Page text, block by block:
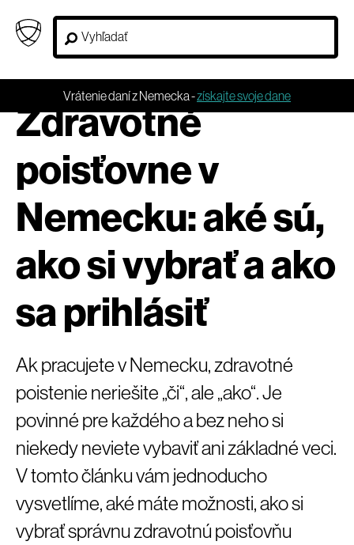
Zdravotné
poisťovne v
Nemecku: aké sú,
ako si vybrať a ako
sa prihlásiť
Ak pracujete v Nemecku, zdravotné
poistenie neriešite „či“, ale „ako“. Je
povinné pre každého a bez neho si
niekedy neviete vybaviť ani základné veci.
V tomto článku vám jednoducho
vysvetlíme, aké máte možnosti, ako si
vybrať správnu zdravotnú poisťovňu
Vrátenie daní z Nemecka -získajte svoje dane